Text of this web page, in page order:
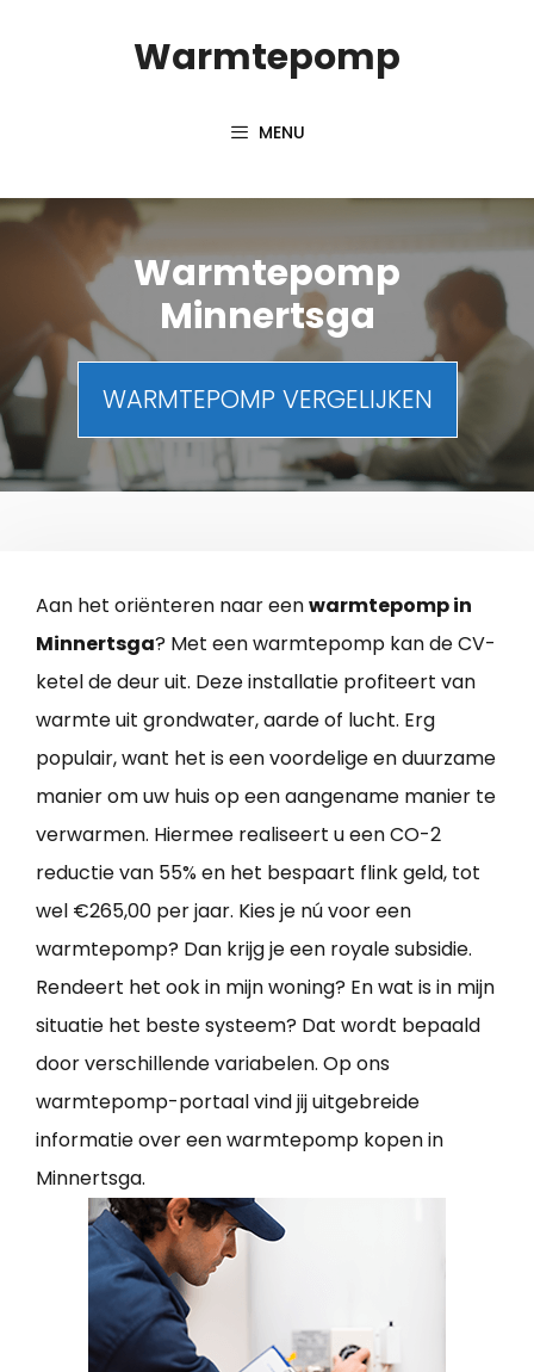
Warmtepomp
MENU
Warmtepomp
Minnertsga
WARMTEPOMP VERGELIJKEN
Aan het oriënteren naar eenwarmtepomp in
Minnertsga? Met een warmtepomp kan de CV-
ketel de deur uit. Deze installatie profiteert van
warmte uit grondwater, aarde of lucht. Erg
populair, want het is een voordelige en duurzame
manier om uw huis op een aangename manier te
verwarmen. Hiermee realiseert u een CO-2
reductie van 55% en het bespaart flink geld, tot
wel €265,00 per jaar. Kies je nú voor een
warmtepomp? Dan krijg je een royale subsidie.
Rendeert het ook in mijn woning? En wat is in mijn
situatie het beste systeem? Dat wordt bepaald
door verschillende variabelen. Op ons
warmtepomp-portaal vind jij uitgebreide
informatie over een warmtepomp kopen in
Minnertsga.